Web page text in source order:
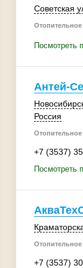
Советская
Посмотреть
Антей-
Россия
+7 (3537)
Посмотреть
+7 (3537)